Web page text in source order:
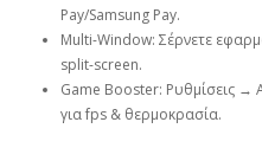
Pay/Samsung Pay.
Multi-Window: Σέρνετε
split-screen.
Game Booster: Ρυθμίσεις
για fps & θερμοκρασία.